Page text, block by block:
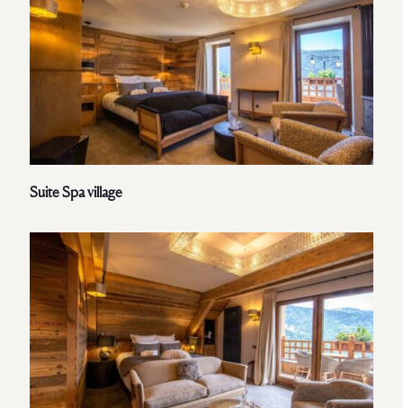
Suite Spa village